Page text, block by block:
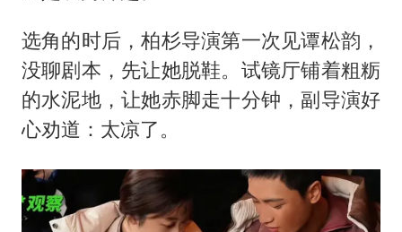
选角的时后，柏杉导演第一次见谭松韵，
没聊剧本，先让她脱鞋。试镜厅铺着粗粝
的水泥地，让她赤脚走十分钟，副导演好
心劝道：太凉了。